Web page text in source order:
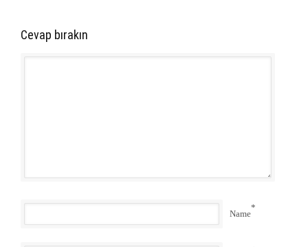
Cevap bırakın
Name
*